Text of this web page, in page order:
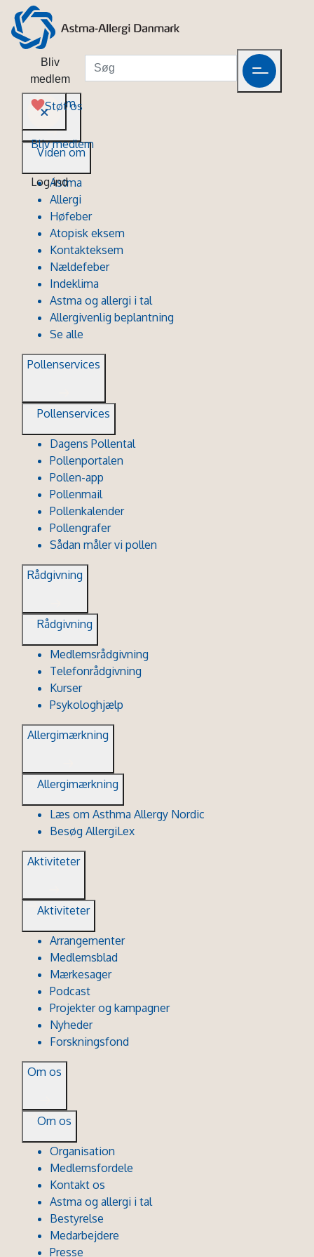
Bliv
medlem
Støt os
Bliv medlem
Log ind
Viden om
Viden om
Astma
Allergi
Høfeber
Atopisk eksem
Kontakteksem
Nældefeber
Indeklima
Astma og allergi i tal
Allergivenlig beplantning
Se alle
Pollenservices
Pollenservices
Dagens Pollental
Pollenportalen
Pollen-app
Pollenmail
Pollenkalender
Pollengrafer
Sådan måler vi pollen
Rådgivning
Rådgivning
Medlemsrådgivning
Telefonrådgivning
Kurser
Psykologhjælp
Allergimærkning
Allergimærkning
Læs om Asthma Allergy Nordic
Besøg AllergiLex
Aktiviteter
Aktiviteter
Arrangementer
Medlemsblad
Mærkesager
Podcast
Projekter og kampagner
Nyheder
Forskningsfond
Om os
Om os
Organisation
Medlemsfordele
Kontakt os
Astma og allergi i tal
Bestyrelse
Medarbejdere
Presse